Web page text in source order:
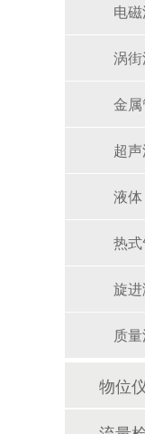
电
涡
金
超
热
旋
质
物位